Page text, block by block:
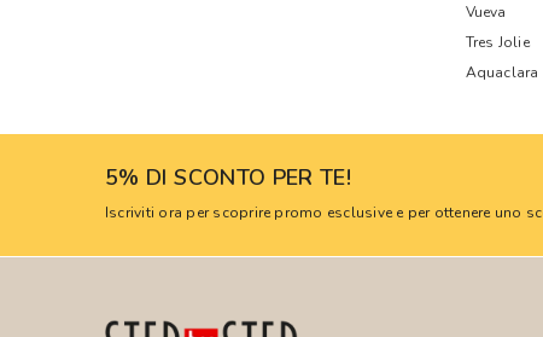
Vueva
Tres Jolie
Aquaclara
5% DI SCONTO PER TE!
Iscriviti ora per scoprire promo esclusive e per ottenere uno